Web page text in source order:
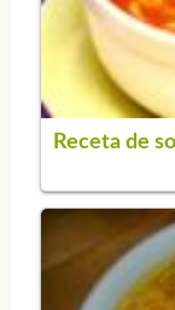
Receta de